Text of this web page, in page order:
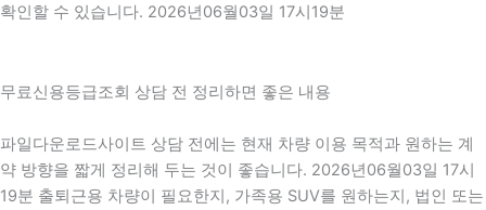
확인할 수 있습니다. 2026년06월03일 17시19분
무료신용등급조회 상담 전 정리하면 좋은 내용
파일다운로드사이트 상담 전에는 현재 차량 이용 목적과 원하는 계
약 방향을 짧게 정리해 두는 것이 좋습니다. 2026년06월03일 17시
19분 출퇴근용 차량이 필요한지, 가족용 SUV를 원하는지, 법인 또는